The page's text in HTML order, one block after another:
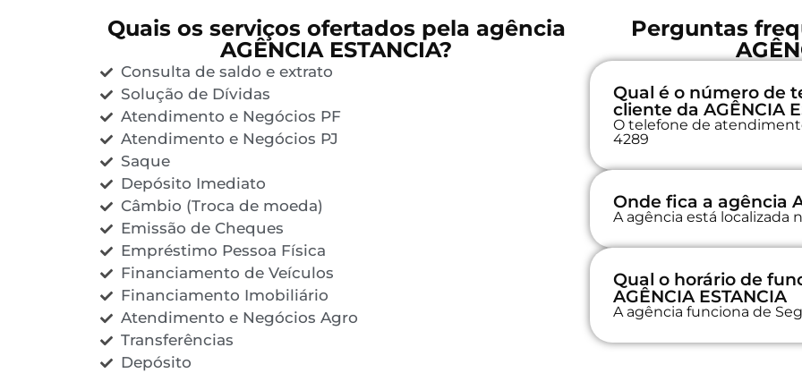
Quais os serviços ofertados pela agência
AGÊNCIA ESTANCIA?
Consulta de saldo e extrato
Solução de Dívidas
Atendimento e Negócios PF
Atendimento e Negócios PJ
Saque
Depósito Imediato
Câmbio (Troca de moeda)
Emissão de Cheques
Empréstimo Pessoa Física
Financiamento de Veículos
Financiamento Imobiliário
Atendimento e Negócios Agro
Transferências
Depósito
Perguntas
Qual é o número de
cliente da AGÊNCIA
O telefone de
4289
Onde fica a agência
A agência está localizada
Qual o horário de
AGÊNCIA ESTANCIA
A agência funciona de